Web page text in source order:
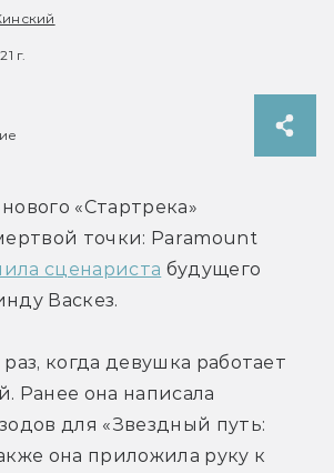
г.
«Стартрека»
точки: Paramount
сценариста будущего
Васкез.
когда девушка работает
Ранее она написала
для «Звездный путь:
она приложила руку к